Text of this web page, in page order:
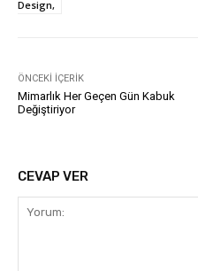
Design,
ÖNCEKI İÇERIK
Mimarlık Her Geçen Gün Kabuk
Değiştiriyor
CEVAP VER